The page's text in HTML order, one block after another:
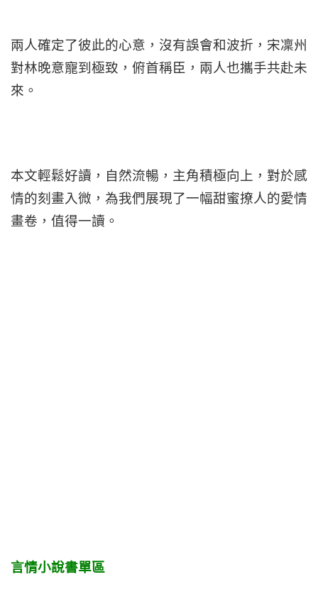
兩人確定了彼此的心意，沒有誤會和波折，宋凜州
對林晚意寵到極致，俯首稱臣，兩人也攜手共赴未
來。
本文輕鬆好讀，自然流暢，主角積極向上，對於感
情的刻畫入微，為我們展現了一幅甜蜜撩人的愛情
畫卷，值得一讀。
言情小說書單區